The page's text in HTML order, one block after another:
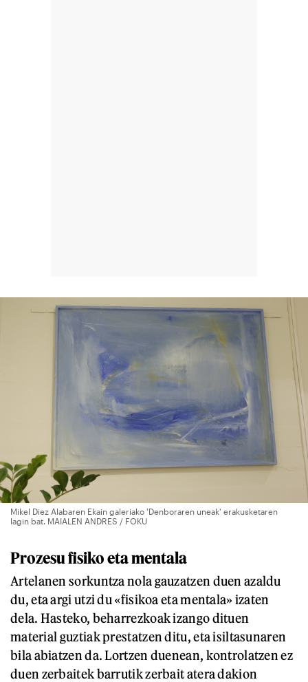
Mikel Diez Alabaren Ekain galeriako 'Denboraren uneak' erakusketaren
lagin bat. MAIALEN ANDRES / FOKU
Prozesu fisiko eta mentala
Artelanen sorkuntza nola gauzatzen duen azaldu
du, eta argi utzi du «fisikoa eta mentala» izaten
dela. Hasteko, beharrezkoak izango dituen
material guztiak prestatzen ditu, eta isiltasunaren
bila abiatzen da. Lortzen duenean, kontrolatzen ez
duen zerbaitek barrutik zerbait atera dakion